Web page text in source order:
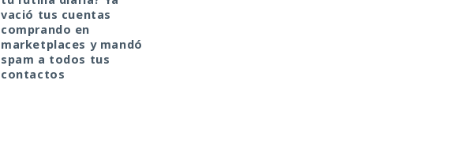
vació tus cuentas
comprando en
marketplaces y mandó
spam a todos tus
contactos